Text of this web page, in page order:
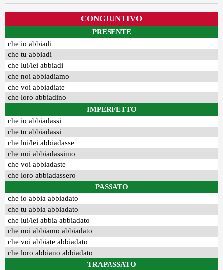
CONGIUNTIVO
PRESENTE
che io abbiadi
che tu abbiadi
che lui/lei abbiadi
che noi abbiadiamo
che voi abbiadiate
che loro abbiadino
IMPERFETTO
che io abbiadassi
che tu abbiadassi
che lui/lei abbiadasse
che noi abbiadassimo
che voi abbiadaste
che loro abbiadassero
PASSATO
che io abbia abbiadato
che tu abbia abbiadato
che lui/lei abbia abbiadato
che noi abbiamo abbiadato
che voi abbiate abbiadato
che loro abbiano abbiadato
TRAPASSATO